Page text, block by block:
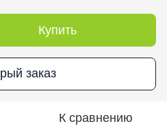
Купить
заказ
К сравнению